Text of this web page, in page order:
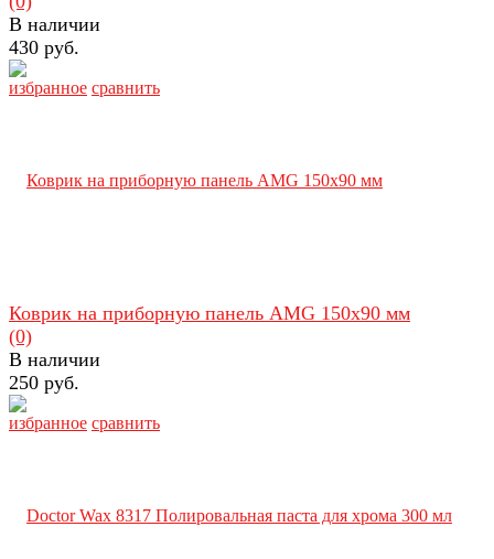
избранное сравнить
В наличии
430 руб.
избранное сравнить
Коврик на приборную панель AMG 150х90 мм
(0)
В наличии
250 руб.